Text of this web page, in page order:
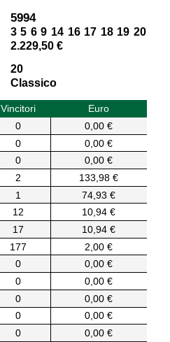
5994
3 5 6 9 14 16 17 18 19 20
2.229,50 €
20
Classico
Vincitori
Euro
0
0,00 €
0
0,00 €
0
0,00 €
2
133,98 €
1
74,93 €
12
10,94 €
17
10,94 €
177
2,00 €
0
0,00 €
0
0,00 €
0
0,00 €
0
0,00 €
0
0,00 €